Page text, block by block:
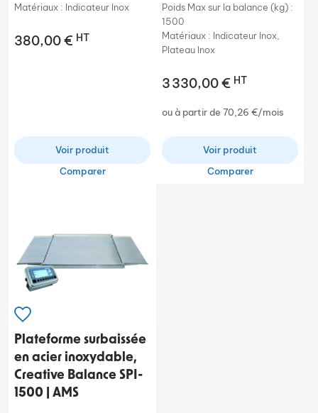
Matériaux : Indicateur Inox
380,00 € HT
Voir produit
Comparer
Poids Max sur la balance (kg) :
1500
Matériaux : Indicateur Inox,
Plateau Inox
3 330,00 € HT
ou à partir de 70,26 €/mois
Voir produit
Comparer
Plateforme surbaissée
en acier inoxydable,
Creative Balance SPI-
1500 | AMS